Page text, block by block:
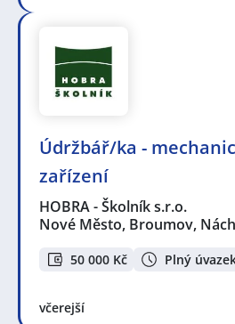
Údržbář/ka -
zařízení
HOBRA - Školník s.r.o.
Nové Město, Broumov,
50 000 Kč Plný
včerejší